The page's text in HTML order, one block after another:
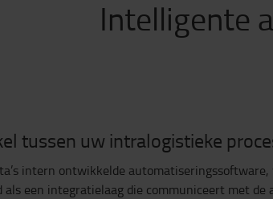
Intelligente
tussen uw intralogistieke
intern ontwikkelde
als een integratielaag die communiceert met de